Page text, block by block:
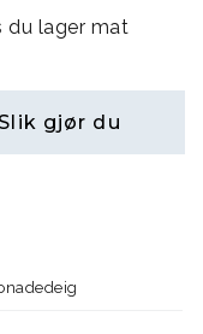
du lager mat
gjør du